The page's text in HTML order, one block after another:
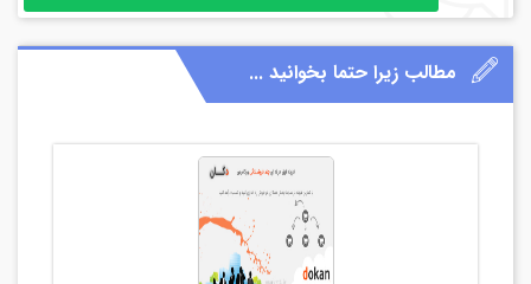
مطالب زیرا حتما بخوانید ...